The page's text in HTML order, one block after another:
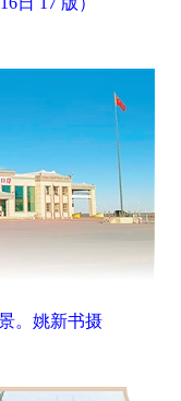
。姚新书摄